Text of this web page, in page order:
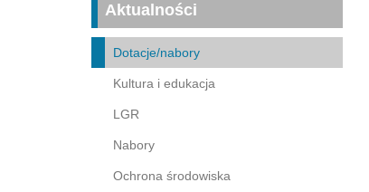
Aktualności
Dotacje/nabory
Kultura i edukacja
LGR
Nabory
Ochrona środowiska